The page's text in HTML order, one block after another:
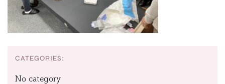
CATEGORIES:
No category